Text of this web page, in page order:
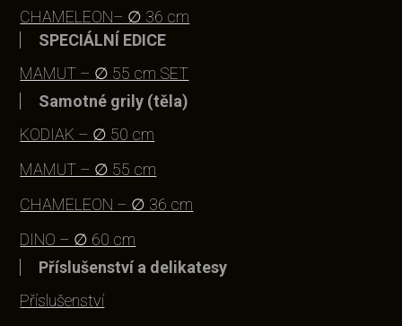
CHAMELEON– ∅ 36 cm
SPECIÁLNÍ EDICE
MAMUT – ∅ 55 cm SET
Samotné grily (těla)
KODIAK – ∅ 50 cm
MAMUT – ∅ 55 cm
CHAMELEON – ∅ 36 cm
DINO – ∅ 60 cm
Příslušenství a delikatesy
Příslušenství